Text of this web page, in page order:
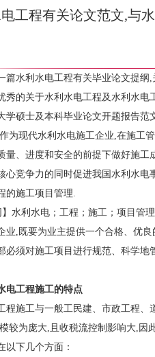
工程有关论文范文,与
篇水利水电工程有关毕业论文提
秀的关于水利水电工程及水利水
学硕士及本科毕业论文开题报告范
作为现代水利水电施工企业,在施工
量、进度和安全的前提下做好施
心竞争力的同时促进我国水利水
的施工项目管理.
】水利水电；工程；施工；项目管
业,既要为业主提供一个合格、优
必须对施工项目进行规范、科学
电工程施工的特点
程施工与一般工民建、市政工程
较为庞大,且收税流控制影响大,因
以下几个方面：